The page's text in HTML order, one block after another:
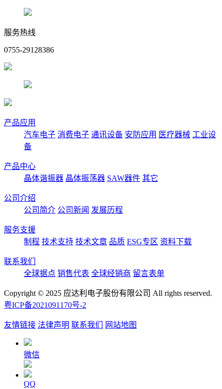
服务热线
0755-29128386
产品应用
汽车电子 消费电子 通讯设备 安防应用 医疗器械 工业设
备
产品中心
晶体谐振器 晶体振荡器 SAW器件 其它
公司介绍
公司简介 公司新闻 发展历程
服务支援
制程 技术支持 技术文章 品质 ESG专区 资料下载
联系我们
全球据点 销售代表 全球经销商 留言表单
Copyright © 2025 应达利电子股份有限公司 All rights reserved.
粤ICP备2021091170号-2
友情链接 法律声明 联系我们 网站地图
微信
QQ